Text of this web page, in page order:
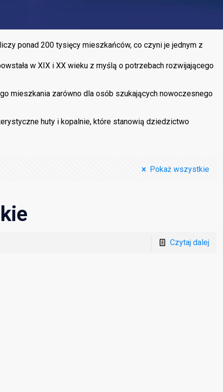
ponad 200 tysięcy mieszkańców, co czyni je jednym z
w XIX i XX wieku z myślą o potrzebach rozwijającego
mieszkania zarówno dla osób szukających nowoczesnego
huty i kopalnie, które stanowią dziedzictwo
Pokaż wszystkie
Czytaj dalej